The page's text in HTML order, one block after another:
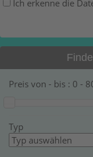
Ich erkenne die
Preis von - bis : 0 -
Typ